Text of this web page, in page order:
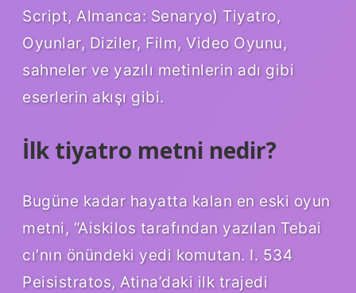
Script, Almanca: Senaryo) Tiyatro,
Oyunlar, Diziler, Film, Video Oyunu,
sahneler ve yazılı metinlerin adı gibi
eserlerin akışı gibi.
İlk tiyatro metni nedir?
Bugüne kadar hayatta kalan en eski oyun
metni, “Aiskilos tarafından yazılan Tebai
cı’nın önündeki yedi komutan. I. 534
Peisistratos, Atina’daki ilk trajedi